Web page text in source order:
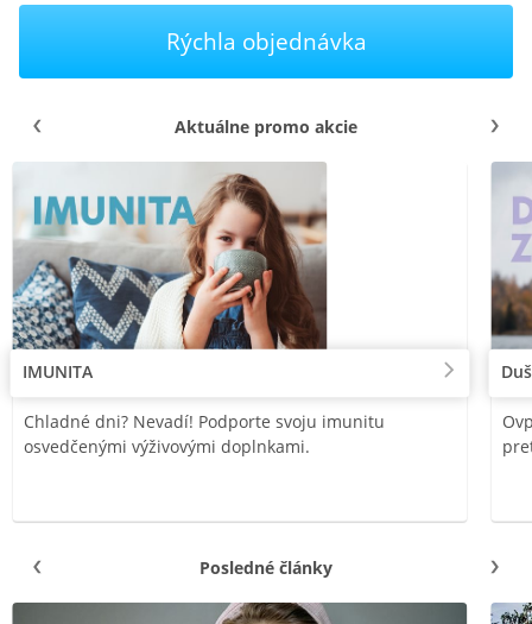
Rýchla objednávka
Aktuálne promo akcie
IMUNITA
Chladné dni? Nevadí! Podporte svoju imunitu
osvedčenými výživovými doplnkami.
Posledné články